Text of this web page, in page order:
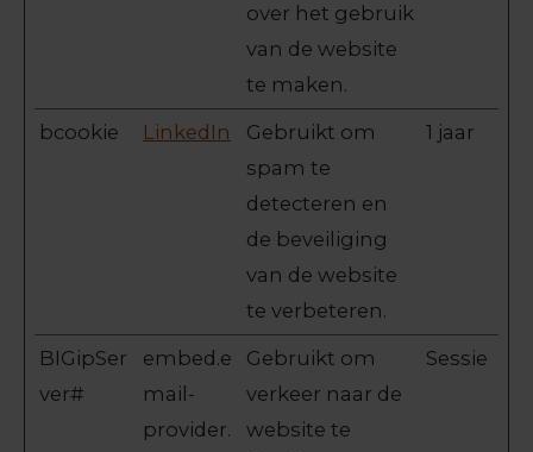
over het gebruik
van de website
te maken.
bcookie LinkedIn
Gebruikt om
spam te
detecteren en
de beveiliging
van de website
te verbeteren.
1 jaar
BIGipSer
ver#
embed.e
mail-
provider.
Gebruikt om
verkeer naar de
website te
Sessie